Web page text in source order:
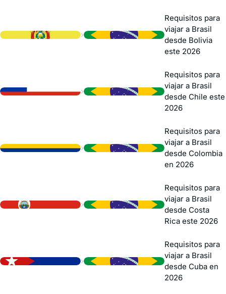
›
Requisitos para
viajar a Brasil
desde Bolivia
este 2026
›
Requisitos para
viajar a Brasil
desde Chile este
2026
›
Requisitos para
viajar a Brasil
desde Colombia
en 2026
›
Requisitos para
viajar a Brasil
desde Costa
Rica este 2026
›
Requisitos para
viajar a Brasil
desde Cuba en
2026